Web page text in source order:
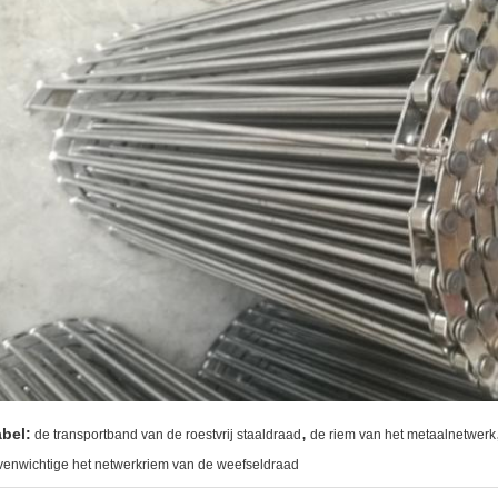
de transportband van de roestvrij staaldraad , de riem van het metaalnetwerk
het netwerkriem van de weefseldraad